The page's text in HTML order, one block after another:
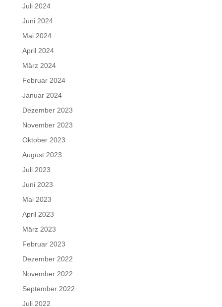
Juli 2024
Juni 2024
Mai 2024
April 2024
März 2024
Februar 2024
Januar 2024
Dezember 2023
November 2023
Oktober 2023
August 2023
Juli 2023
Juni 2023
Mai 2023
April 2023
März 2023
Februar 2023
Dezember 2022
November 2022
September 2022
Juli 2022